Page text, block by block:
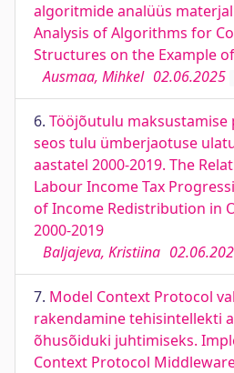
algoritmide analüüs
Analysis of Algorithms for
Structures on the Example
Ausmaa, Mihkel 02.06.2025
6. Tööjõutulu maksustamise
seos tulu ümberjaotuse
aastatel 2000-2019. The
Labour Income Tax
of Income Redistribution in
2000-2019
Baljajeva, Kristiina
7. Model Context Protocol
rakendamine tehisintellekti
õhusõiduki juhtimiseks.
Context Protocol